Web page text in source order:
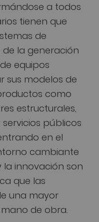
a todos
tienen que
de
de la generación
equipos
sus modelos de
como
estructurales,
públicos
en el
cambiante
la innovación son
que las
una mayor
de obra.